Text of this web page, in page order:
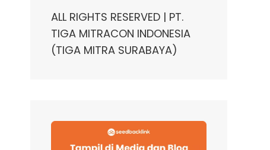
ALL RIGHTS RESERVED | PT.
TIGA MITRACON INDONESIA
(TIGA MITRA SURABAYA)